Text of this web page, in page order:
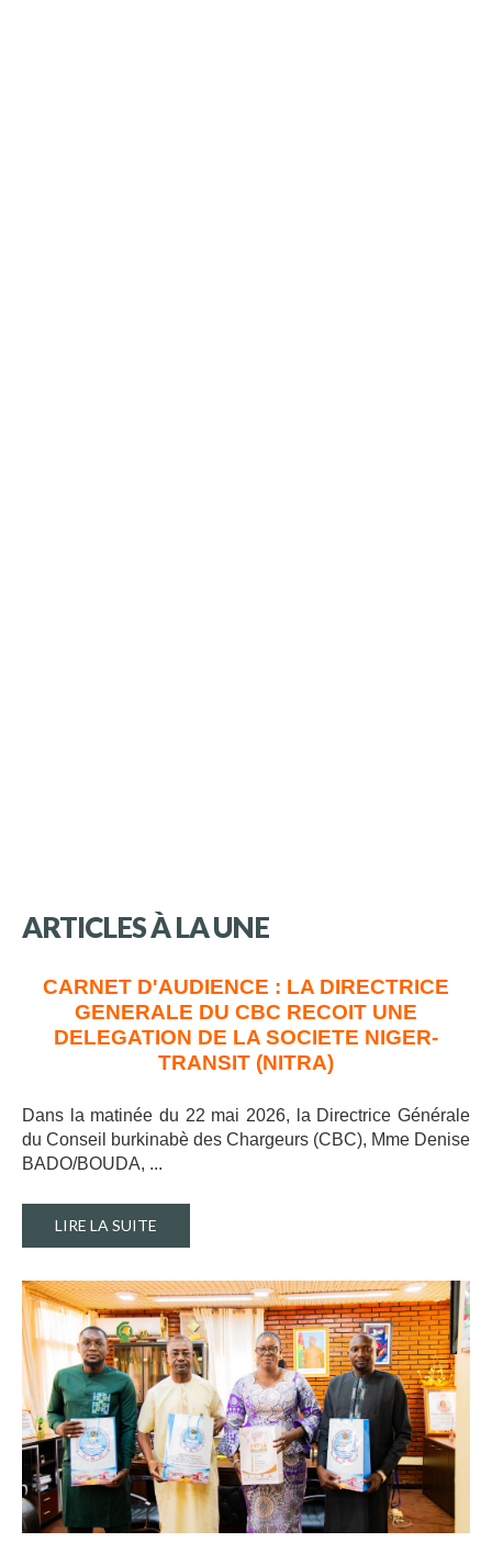
ARTICLESÀLAUNE
CARNET D'AUDIENCE : LA DIRECTRICE
GENERALE DU CBC RECOIT UNE
DELEGATION DE LA SOCIETE NIGER-
TRANSIT (NITRA)
Dans la matinée du 22 mai 2026, la Directrice Générale
du Conseil burkinabè des Chargeurs (CBC), Mme Denise
BADO/BOUDA, ...
LIRE LA SUITE